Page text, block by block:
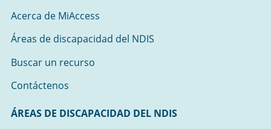
Acerca de MiAccess
Áreas de discapacidad del NDIS
Buscar un recurso
Contáctenos
ÁREAS DE DISCAPACIDAD DEL NDIS